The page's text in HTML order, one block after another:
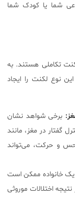
شما یا کودک شما
تکاملی هستند. به
نوع لکنت را ایجاد
برخی شواهد نشان
گفتار در مغز، مانند
حس و حرکت، می‌تواند
یک خانواده ممکن است
اختلالات موروثی